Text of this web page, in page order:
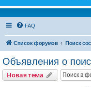
FAQ
Список форумов
Объявления о
Новая тема